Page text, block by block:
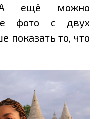
А ещё можно
фото с двух
показать то, что